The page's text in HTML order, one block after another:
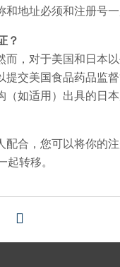
地址必须和注册号
？
而，对于美国和日本
提交美国食品药品监
如适用）出具的日
配合，您可以将你的
转移。